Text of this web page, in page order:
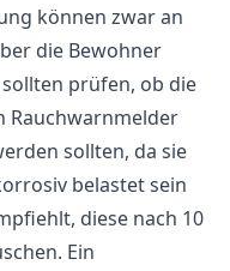
können zwar an
die Bewohner
prüfen, ob die
Rauchwarnmelder
sollten, da sie
belastet sein
diese nach 10
Ein